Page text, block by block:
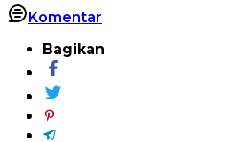
Komentar
Bagikan